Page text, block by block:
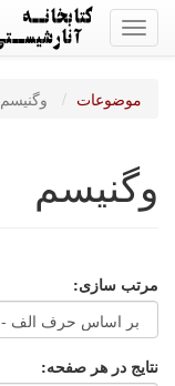
Toggle
navigation
موضوعات وگنیسم
وگنیسم
مرتب سازی:
نتایج در هر صفحه: